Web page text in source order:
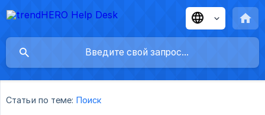
Статьи по теме: Поиск